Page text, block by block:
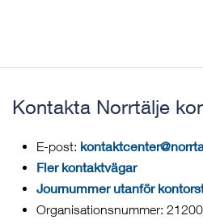
Kontakta Norrtälje
E-post:
Fler kontaktvägar
Journummer utanför
Organisationsnummer: